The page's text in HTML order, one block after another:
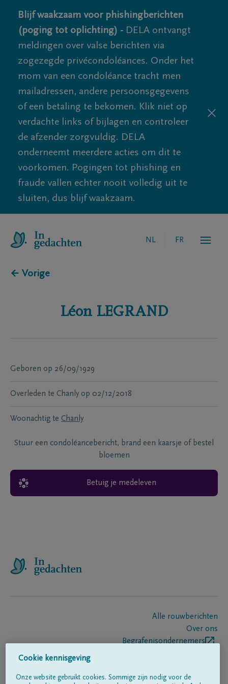
Blijf waakzaam voor phishingberichten
(poging tot oplichting) - DELA ontvangt
meldingen over valse berichten via
zogezegde privécondoléances. Onder het
mom van een condoléance tracht men
mailadressen, andere persoonsgegevens
of een betaling te bekomen. Klik niet op
verdachte links of bijlagen en controleer
de afzender zorgvuldig. DELA
onderneemt meerdere acties om dit te
voorkomen. Pogingen tot phishing en
fraude vallen echter nooit volledig uit te
sluiten, dus blijf waakzaam.
NL FR
← Vorige
Léon LEGRAND
Geboren op 26/09/1929
Overleden te Chanly op 02/12/2018
Woonachtig te Chanly
Stuur een condoléancebericht, brand een kaarsje of bestel
bloemen
Betuig je medeleven
Alle rouwberichten
Over ons
Begrafenisondernemers
Cookie kennisgeving
Onze website gebruikt cookies. Sommige zijn nodig voor de